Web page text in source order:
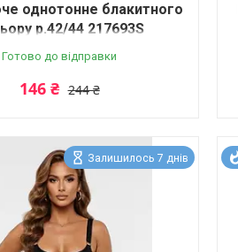
однотонне блакитного
р.42/44 217693S
Готово до відправки
244 ₴
146 ₴
Залишилось 7 днів